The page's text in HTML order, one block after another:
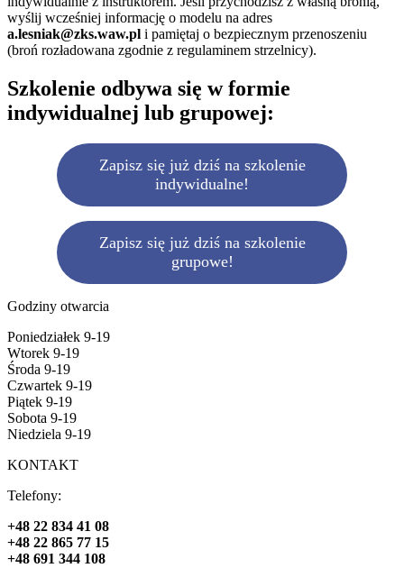
wyślij wcześniej informację o modelu na adres
a.lesniak@zks.waw.pl i pamiętaj o bezpiecznym przenoszeniu
(broń rozładowana zgodnie z regulaminem strzelnicy).
Szkolenie odbywa się w formie
indywidualnej lub grupowej:
Zapisz się już dziś na szkolenie
indywidualne!
Zapisz się już dziś na szkolenie
grupowe!
Godziny otwarcia
Poniedziałek 9-19
Wtorek 9-19
Środa 9-19
Czwartek 9-19
Piątek 9-19
Sobota 9-19
Niedziela 9-19
KONTAKT
Telefony:
+48 22 834 41 08
+48 22 865 77 15
+48 691 344 108